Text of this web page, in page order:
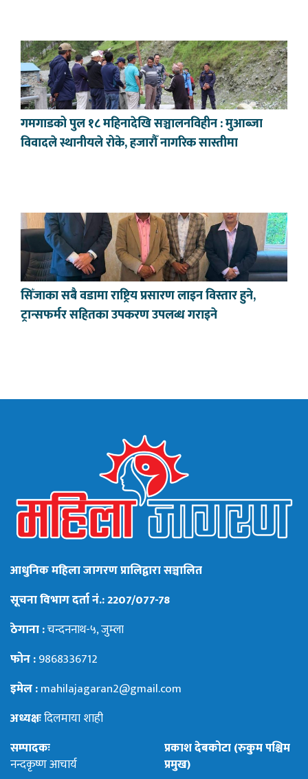
गमगाडको पुल १८ महिनादेखि सञ्चालनविहीन : मुआब्जा
विवादले स्थानीयले रोके, हजारौँ नागरिक सास्तीमा
सिँजाका सबै वडामा राष्ट्रिय प्रसारण लाइन विस्तार हुने,
ट्रान्सफर्मर सहितका उपकरण उपलब्ध गराइने
आधुनिक महिला जागरण प्रालिद्वारा सञ्चालित
सूचना विभाग दर्ता नं.: 2207/077-78
ठेगाना :चन्दननाथ-५, जुम्ला
फोन :9868336712
इमेल :mahilajagaran2@gmail.com
अध्यक्षःदिलमाया शाही
सम्पादकः
नन्दकृष्ण आचार्य
प्रकाश देबकोटा (रुकुम पश्चिम
प्रमुख)